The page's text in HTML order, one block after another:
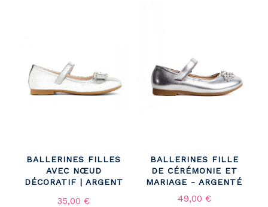
BALLERINES FILLES
AVEC NŒUD
DÉCORATIF | ARGENT
35,00 €
BALLERINES FILLE
DE CÉRÉMONIE ET
MARIAGE - ARGENTÉ
49,00 €